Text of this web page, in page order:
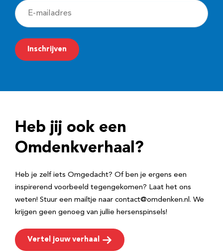
E
-
m
a
r
e
Inschrijven
Heb jij ook een
Omdenkverhaal?
Heb je zelf iets Omgedacht? Of ben je ergens een
inspirerend voorbeeld tegengekomen? Laat het ons
weten! Stuur een mailtje naar contact@omdenken.nl. We
krijgen geen genoeg van jullie hersenspinsels!
Vertel jouw verhaal